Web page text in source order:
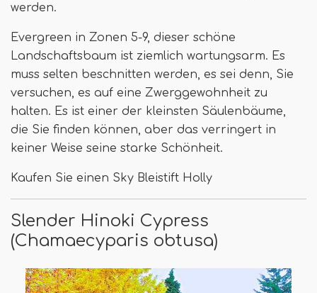
werden.
Evergreen in Zonen 5-9, dieser schöne
Landschaftsbaum ist ziemlich wartungsarm. Es
muss selten beschnitten werden, es sei denn, Sie
versuchen, es auf eine Zwerggewohnheit zu
halten. Es ist einer der kleinsten Säulenbäume,
die Sie finden können, aber das verringert in
keiner Weise seine starke Schönheit.
Kaufen Sie einen Sky Bleistift Holly
Slender Hinoki Cypress
(Chamaecyparis obtusa)